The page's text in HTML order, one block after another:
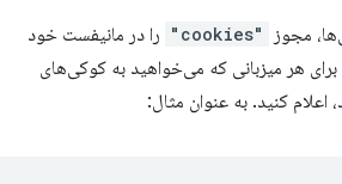
"cookies"
را در مانیفست خود
برای هر میزبانی که می‌خواهید به کوکی‌های
اعلام کنید. به عنوان مثال: